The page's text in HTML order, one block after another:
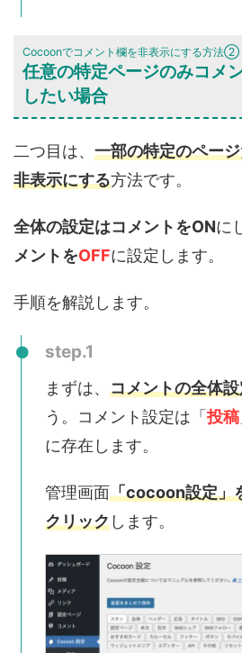
Cocoonでコメント欄を非表示にする方法②
任意の特定ページのみコメ
したい場合
二つ目は、 一部の特定のペー
非表示にする方法です。
全体の設定はコメントをONに
メントをOFFに設定します。
手順を解説します。
step.1
まずは、 コメントの全体
う。コメント設定は「投稿
に存在します。
管理画面「cocoon設定」
クリックします。